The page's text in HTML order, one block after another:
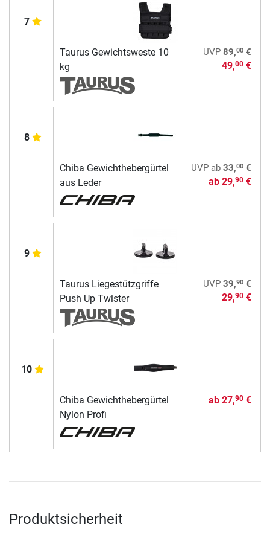
7
Taurus Gewichtsweste 10
kg
UVP 89,00€
49,00€
8
Chiba Gewichthebergürtel
aus Leder
UVPab 33,00€
ab 29,90€
9
Taurus Liegestützgriffe
Push Up Twister
UVP 39,90€
29,90€
10
Chiba Gewichthebergürtel
Nylon Profi
ab 27,90€
Produktsicherheit